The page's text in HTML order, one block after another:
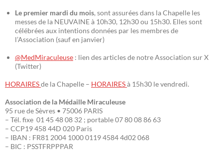
Le premier mardi du mois, sont assurées dans la Chapelle les
messes de la NEUVAINE à 10h30, 12h30 ou 15h30. Elles sont
célébrées aux intentions données par les membres de
l’Association (sauf en janvier)
@MedMiraculeuse : lien des articles de notre Association sur X
(Twitter)
HORAIRESde la Chapelle – HORAIRESà 15h30 le vendredi.
Association de la Médaille Miraculeuse
95 rue de Sèvres • 75006 PARIS
– Tél. fixe 01 45 48 08 32 ; portable 07 80 08 86 63
– CCP19 458 44D 020 Paris
– IBAN : FR81 2004 1000 0119 4584 4d02 068
– BIC : PSSTFRPPPAR